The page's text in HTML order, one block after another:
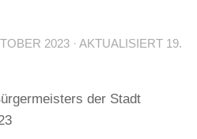
2023 · AKTUALISIERT 19.
der Stadt